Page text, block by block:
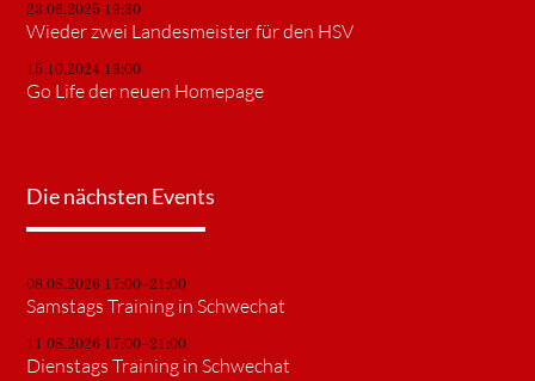
23.06.2025 19:30
Wieder zwei Landesmeister für den HSV
15.10.2024 13:00
Go Life der neuen Homepage
Die nächsten Events
08.08.2026 17:00–21:00
Samstags Training in Schwechat
11.08.2026 17:00–21:00
Dienstags Training in Schwechat